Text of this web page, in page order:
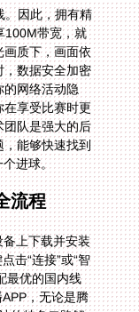
。因此，拥有精
100M带宽，就
画质下，画面依
，数据安全加密
的网络活动隐
在享受比赛时更
团队是强大的后
，能够快速找到
进球。
流程
上下载并安装
击“连接”或“智
最优的国内线
，无论是腾
的特色二路解
现在，调整到
。你会发现，